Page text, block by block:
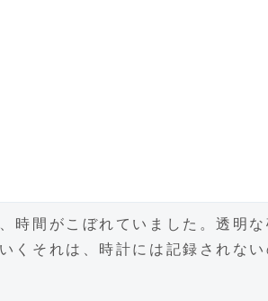
時間がこぼれていました。透明
くそれは、時計には記録されな